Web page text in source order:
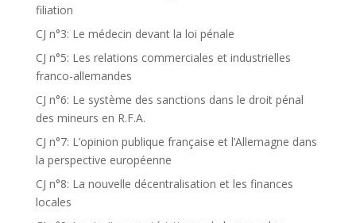
filiation
CJ n°3: Le médecin devant la loi pénale
CJ n°5: Les relations commerciales et industrielles
franco-allemandes
CJ n°6: Le système des sanctions dans le droit pénal
des mineurs en R.F.A.
CJ n°7: L’opinion publique française et l’Allemagne dans
la perspective européenne
CJ n°8: La nouvelle décentralisation et les finances
locales